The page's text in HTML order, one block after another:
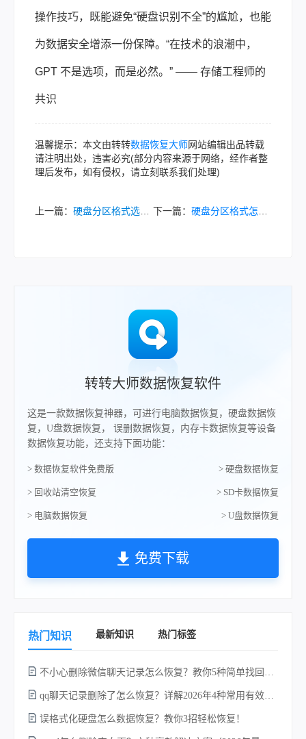
操作技巧，既能避免“硬盘识别不全”的尴尬，也能
为数据安全增添一份保障。“在技术的浪潮中，
GPT 不是选项，而是必然。” —— 存储工程师的
共识
温馨提示：本文由转转数据恢复大师网站编辑出品转载
请注明出处，违害必究(部分内容来源于网络，经作者整
理后发布，如有侵权，请立刻联系我们处理)
上一篇： 硬盘分区格式选择指南：你知道硬盘分区格式mbr和guid怎么选吗？ 下一篇： 硬盘分区格式怎么改成GPT？4 种常用转换方法详解！
转转大师数据恢复软件
这是一款数据恢复神器，可进行电脑数据恢复，硬盘数据恢
复，U盘数据恢复， 误删数据恢复，内存卡数据恢复等设备
数据恢复功能，还支持下面功能：
> 数据恢复软件免费版 > 硬盘数据恢复
> 回收站清空恢复 > SD卡数据恢复
> 电脑数据恢复 > U盘数据恢复
免费下载
热门知识 最新知识 热门标签
误格式化硬盘怎么数据恢复？教你3招轻松恢复！